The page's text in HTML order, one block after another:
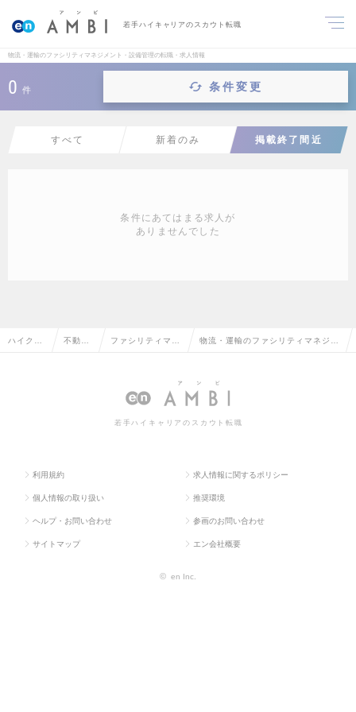
若手ハイキャリアのスカウト転職
物流・運輸のファシリティマネジメント・設備管理の転職・求人情報
0 件 条件変更
すべて 新着のみ 掲載終了間近
条件にあてはまる求人が
ありませんでした
ハイクラ 不動産 ファシリティマネ 物流・運輸のファシリティマネジメ
若手ハイキャリアのスカウト転職
利用規約 求人情報に関するポリシー
個人情報の取り扱い 推奨環境
ヘルプ・お問い合わせ 参画のお問い合わせ
サイトマップ エン会社概要
© en Inc.